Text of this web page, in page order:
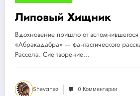
Липовый Хищник
Вдохновение пришло от
«Абракадабра» — фантастического
Рассела. Сие творение…
Shevanez 0 Комментарии